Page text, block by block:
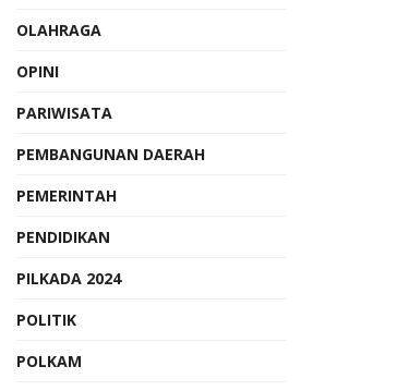
OLAHRAGA
OPINI
PARIWISATA
PEMBANGUNAN DAERAH
PEMERINTAH
PENDIDIKAN
PILKADA 2024
POLITIK
POLKAM